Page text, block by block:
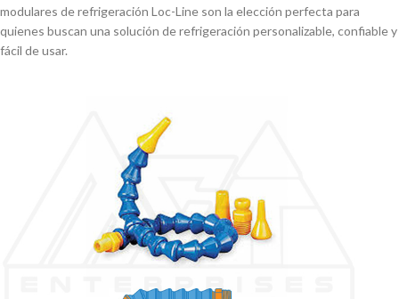
modulares de refrigeración Loc-Line son la elección perfecta para
quienes buscan una solución de refrigeración personalizable, confiable y
fácil de usar.